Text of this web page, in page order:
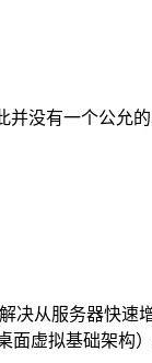
没有一个公允
从服务器快
虚拟基础架